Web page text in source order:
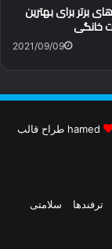
برتر برای بهترین
خانگی
2021/09/09
hamed طراح قالب
ترفندها
سلامتی